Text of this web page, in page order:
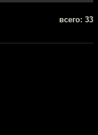
всего: 33